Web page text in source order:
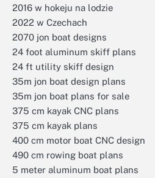
2016 w hokeju na lodzie
2022 w Czechach
2070 jon boat designs
24 foot aluminum skiff plans
24 ft utility skiff design
35m jon boat design plans
35m jon boat plans for sale
375 cm kayak CNC plans
375 cm kayak plans
400 cm motor boat CNC design
490 cm rowing boat plans
5 meter aluminum boat plans